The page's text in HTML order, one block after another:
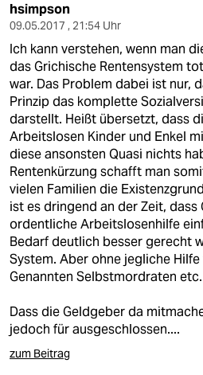
sport
berlin
nord
wahrheit
verlag
verlag
veranstaltungen
shop
unterstützen
abo
hsimpson
09.05.2017 , 21:54 Uhr
Ich kann verstehen, wenn man
das Grichische Rentensystem
war. Das Problem dabei ist nur,
Prinzip das komplette
darstellt. Heißt übersetzt, dass
Arbeitslosen Kinder und Enkel
diese ansonsten Quasi nichts
Rentenkürzung schafft man
vielen Familien die
ist es dringend an der Zeit, dass
ordentliche Arbeitslosenhilfe
Bedarf deutlich besser gerecht
System. Aber ohne jegliche
Genannten Selbstmordraten
Dass die Geldgeber da
jedoch für ausgeschlossen....
zum Beitrag